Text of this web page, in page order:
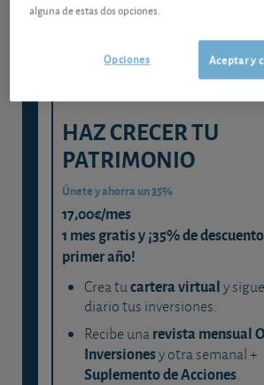
y consigue que cada
HAZ CRECER TU
PATRIMONIO
Únete y ahorra un 35%
17,00€/mes
1 mes gratis y ¡35% de
primer año!
Crea tucartera virtualy
diario tus inversiones.
Recibe unarevista mensual
Inversionesy otra semanal +
Suplemento de Acciones.
alguna de estas dos opciones.
Aceptar y
Opciones